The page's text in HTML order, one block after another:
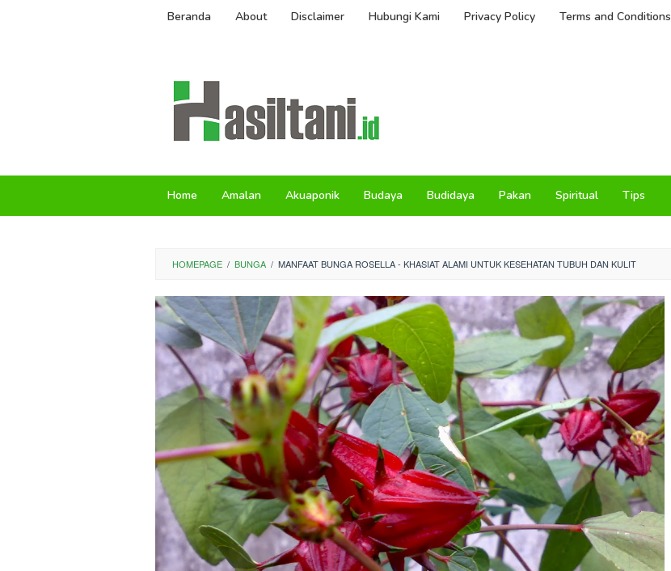
Beranda About Disclaimer Hubungi Kami Privacy Policy Terms and Conditions
Home Amalan Akuaponik Budaya Budidaya Pakan Spiritual Tips
HOMEPAGE / BUNGA / MANFAAT BUNGA ROSELLA - KHASIAT ALAMI UNTUK KESEHATAN TUBUH DAN KULIT